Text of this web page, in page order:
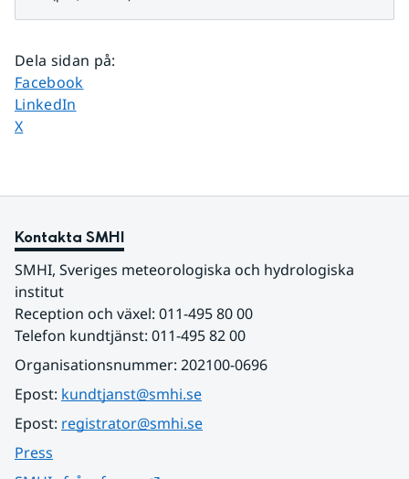
Dela sidan på:
Dela sidan på
Facebook
Dela sidan på
LinkedIn
Dela sidan på
X
Kontakta SMHI
SMHI, Sveriges meteorologiska och hydrologiska
institut
Reception och växel: 011-495 80 00
Telefon kundtjänst: 011-495 82 00
Organisationsnummer: 202100-0696
Epost: kundtjanst@smhi.se
Epost: registrator@smhi.se
Press